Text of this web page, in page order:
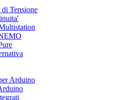
Tensione
Arduino